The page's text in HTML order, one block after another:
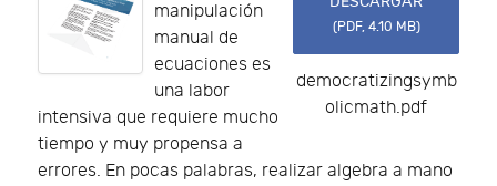
(PDF, 4.10 MB)
democratizingsymb
olicmath.pdf
manipulación
manual de
ecuaciones es
una labor
intensiva que requiere mucho
tiempo y muy propensa a
errores. En pocas palabras, realizar algebra a mano